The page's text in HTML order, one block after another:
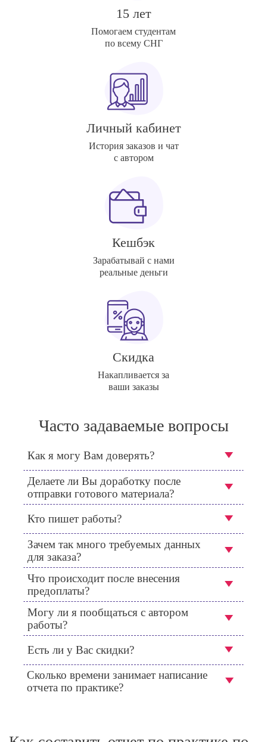
15 лет
Помогаем студентам
по всему СНГ
Личный кабинет
История заказов и чат
с автором
Кешбэк
Зарабатывай с нами
реальные деньги
Скидка
Накапливается за
ваши заказы
Часто задаваемые вопросы
Как я могу Вам доверять?
Делаете ли Вы доработку после
отправки готового материала?
Кто пишет работы?
Зачем так много требуемых данных
для заказа?
Что происходит после внесения
предоплаты?
Могу ли я пообщаться с автором
работы?
Есть ли у Вас скидки?
Сколько времени занимает написание
отчета по практике?